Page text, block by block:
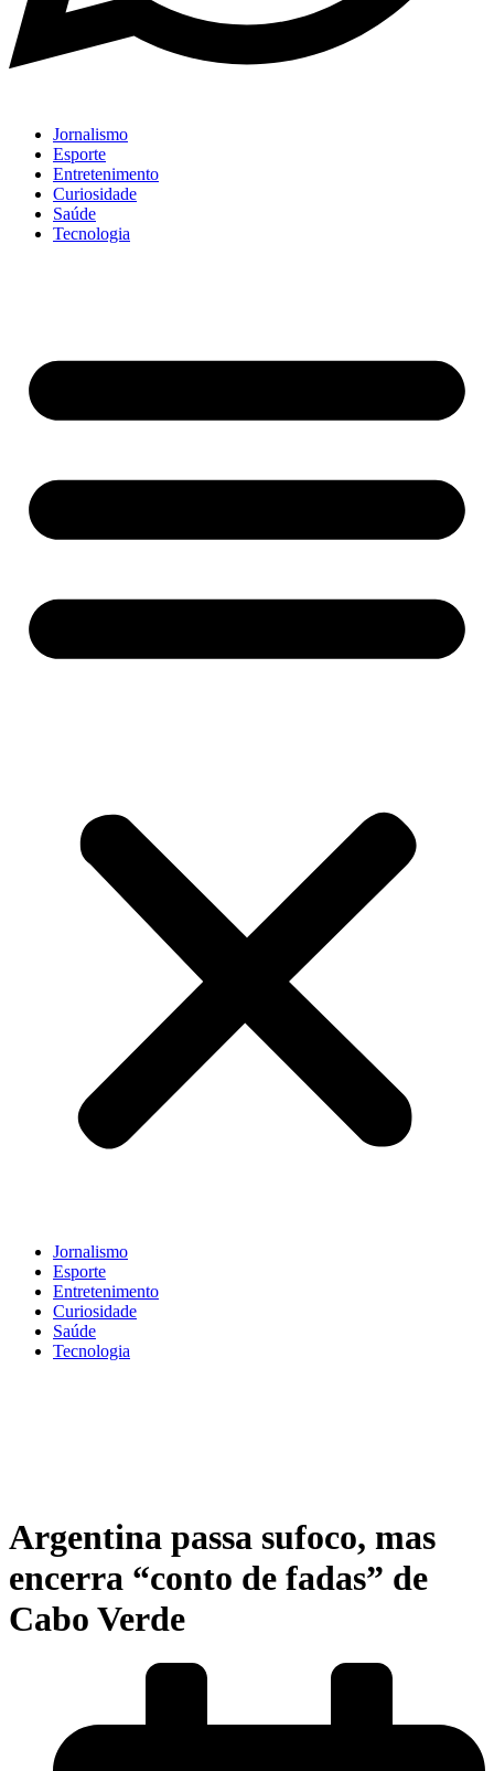
Jornalismo
Esporte
Entretenimento
Curiosidade
Saúde
Tecnologia
Jornalismo
Esporte
Entretenimento
Curiosidade
Saúde
Tecnologia
Argentina passa sufoco, mas
encerra “conto de fadas” de
Cabo Verde